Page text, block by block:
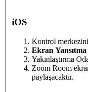
iOS
Kontrol merkezini
Ekran Yansıtma
Yakınlaştırma
Zoom Room
paylaşacaktır.